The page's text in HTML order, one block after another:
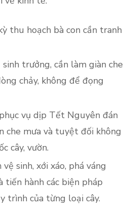
thu hoạch bà con cần tranh
trưởng, cần làm giàn che
chảy, không để đọng
vụ dịp Tết Nguyên đán
che mưa và tuyệt đối không
cây, vườn.
sinh, xới xáo, phá váng
hành các biện pháp
trình của từng loại cây.